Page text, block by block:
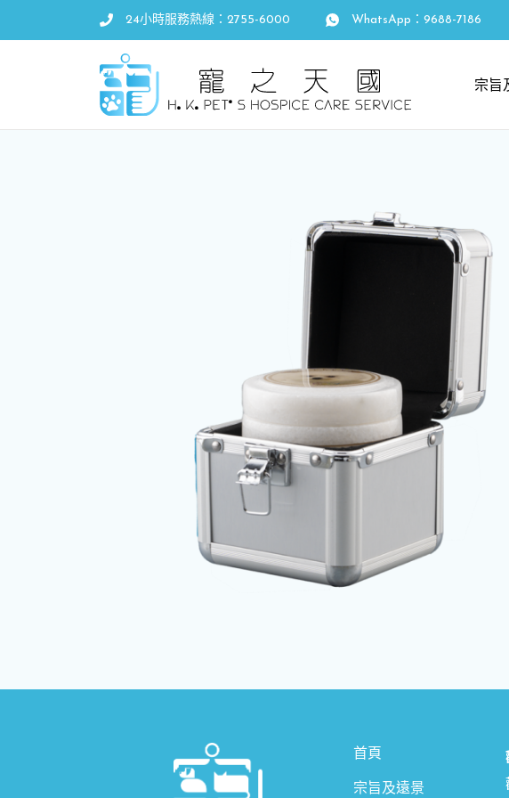
24小時服務熱線：2755-6000 WhatsApp：9688-7186
宗旨
首頁
宗旨及遠景